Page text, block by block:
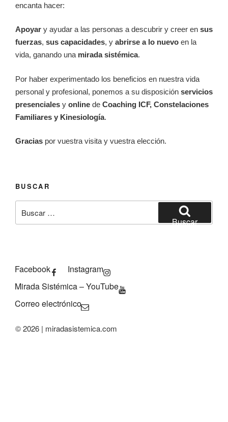
encanta hacer:
Apoyar y ayudar a las personas a descubrir y creer en sus
fuerzas, sus capacidades, y abrirse a lo nuevo en la
vida, ganando una mirada sistémica.
Por haber experimentado los beneficios en nuestra vida
personal y profesional, ponemos a su disposición servicios
presenciales y online de Coaching ICF, Constelaciones
Familiares y Kinesiología.
Gracias por vuestra visita y vuestra elección.
BUSCAR
por:
Buscar
Facebook
Instagram
Mirada Sistémica – YouTube
Correo electrónico
© 2026 | miradasistemica.com